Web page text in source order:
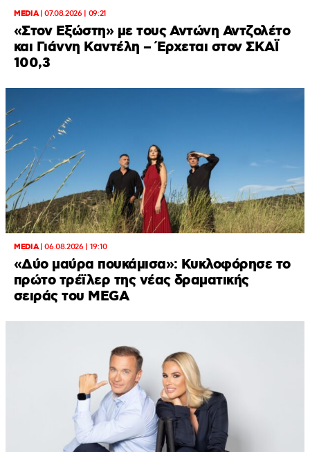
MEDIA|07.08.2026 | 09:21
«Στον Εξώστη» με τους Αντώνη Αντζολέτο
και Γιάννη Καντέλη – Έρχεται στον ΣΚΑΪ
100,3
MEDIA|06.08.2026 | 19:10
«Δύο μαύρα πουκάμισα»: Κυκλοφόρησε το
πρώτο τρέϊλερ της νέας δραματικής
σειράς του MEGA